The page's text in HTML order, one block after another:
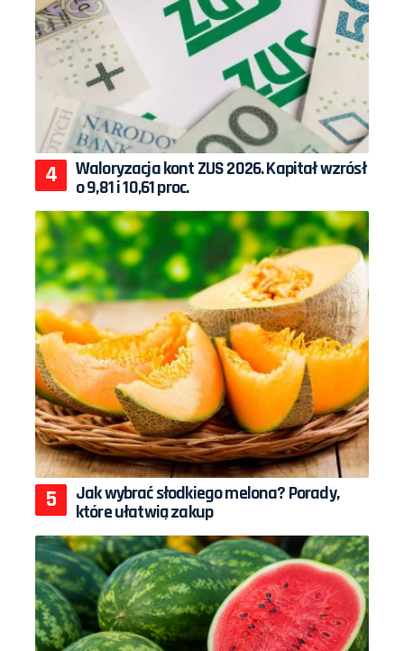
Waloryzacja kont ZUS 2026. Kapitał wzrósł
o 9,81 i 10,61 proc.
Jak wybrać słodkiego melona? Porady,
które ułatwią zakup